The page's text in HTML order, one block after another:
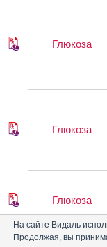
Глюкоза
Глюкоза
Глюкоза
Глюкоза
На сайте Видаль
Продолжая, вы